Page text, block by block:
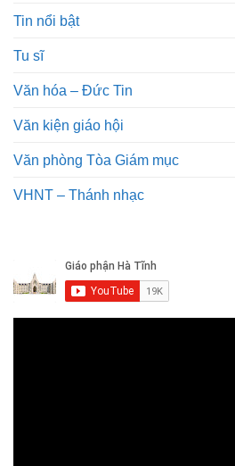
Tin nổi bật
Tu sĩ
Văn hóa – Đức Tin
Văn kiện giáo hội
Văn phòng Tòa Giám mục
VHNT – Thánh nhạc